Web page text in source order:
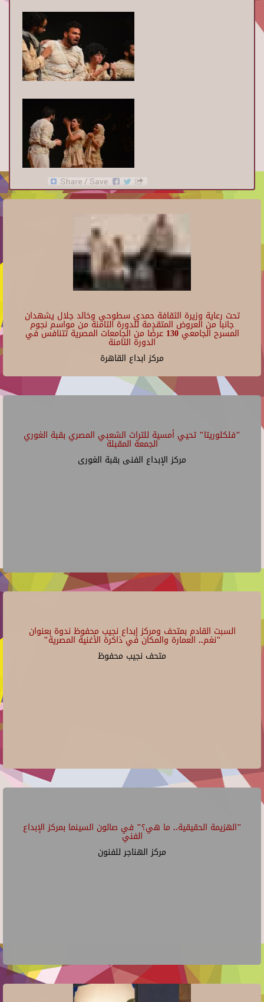
تحت رعاية وزيرة الثقافة حمدي سطوحي وخالد جلال يشهدان
جانبا من العروض المتقدمة للدورة الثامنة من مواسم نجوم
المسرح الجامعي 130 عرضًا من الجامعات المصرية تتنافس في
الدورة الثامنة
مركز ابداع القاهرة
"فلكلوريتا" تحيي أمسية للتراث الشعبي المصري بقبة الغوري
الجمعة المقبلة
مركز الإبداع الفنى بقبة الغورى
السبت القادم بمتحف ومركز إبداع نجيب محفوظ ندوة بعنوان
"نغم.. العمارة والمكان في ذاكرة الأغنية المصرية"
متحف نجيب محفوظ
"الهزيمة الحقيقية.. ما هي؟" في صالون السينما بمركز الإبداع
الفني
مركز الهناجر للفنون